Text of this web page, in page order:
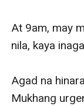
At 9am, may
nila, kaya
Agad na
Mukhang